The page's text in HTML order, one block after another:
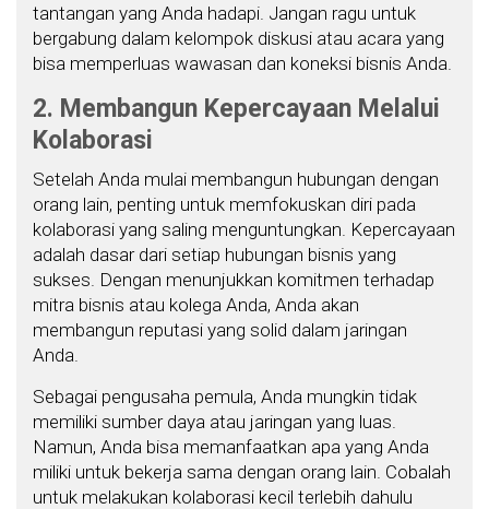
tantangan yang Anda hadapi. Jangan ragu untuk
bergabung dalam kelompok diskusi atau acara yang
bisa memperluas wawasan dan koneksi bisnis Anda.
2. Membangun Kepercayaan Melalui
Kolaborasi
Setelah Anda mulai membangun hubungan dengan
orang lain, penting untuk memfokuskan diri pada
kolaborasi yang saling menguntungkan. Kepercayaan
adalah dasar dari setiap hubungan bisnis yang
sukses. Dengan menunjukkan komitmen terhadap
mitra bisnis atau kolega Anda, Anda akan
membangun reputasi yang solid dalam jaringan
Anda.
Sebagai pengusaha pemula, Anda mungkin tidak
memiliki sumber daya atau jaringan yang luas.
Namun, Anda bisa memanfaatkan apa yang Anda
miliki untuk bekerja sama dengan orang lain. Cobalah
untuk melakukan kolaborasi kecil terlebih dahulu